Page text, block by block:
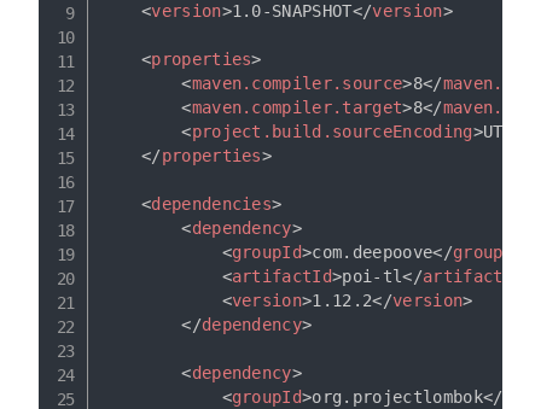
<version>1.0-SNAPSHOT</version>
<properties>
<maven.compiler.source>8</
<maven.compiler.target>8</
<project.build.sourceEncoding>UTF-8
</properties>
<dependencies>
<dependency>
<groupId>com.deepoove</groupId
<artifactId>poi-tl</artifactId
<version>1.12.2</version>
</dependency>
<dependency>
<groupId>org.projectlombok</